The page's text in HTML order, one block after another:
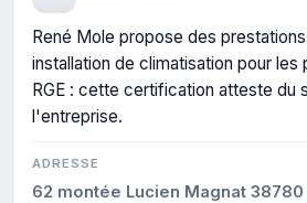
René Mole propose des
installation de climatisation pour les
RGE : cette certification atteste du
l'entreprise.
ADRESSE
62 montée Lucien Magnat